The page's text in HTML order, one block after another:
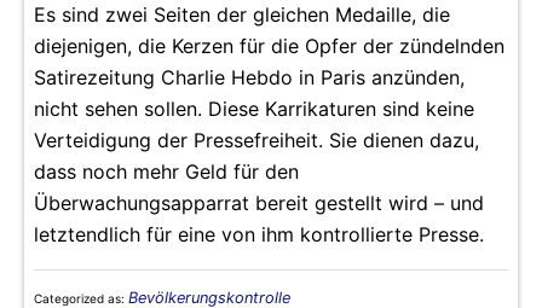
Es sind zwei Seiten der gleichen Medaille, die
diejenigen, die Kerzen für die Opfer der zündelnden
Satirezeitung Charlie Hebdo in Paris anzünden,
nicht sehen sollen. Diese Karrikaturen sind keine
Verteidigung der Pressefreiheit. Sie dienen dazu,
dass noch mehr Geld für den
Überwachungsapparrat bereit gestellt wird – und
letztendlich für eine von ihm kontrollierte Presse.
Categorized as: Bevölkerungskontrolle